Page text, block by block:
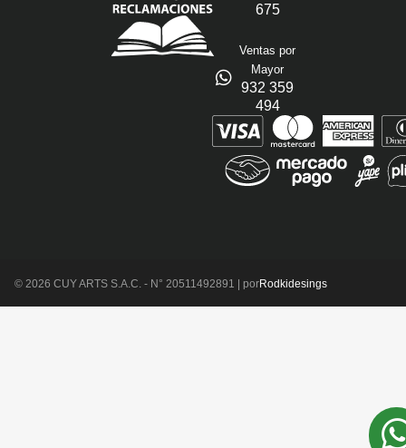
675
Ventas por
Mayor
932 359
494
© 2026 CUY ARTS S.A.C. - N° 20511492891 | porRodkidesings